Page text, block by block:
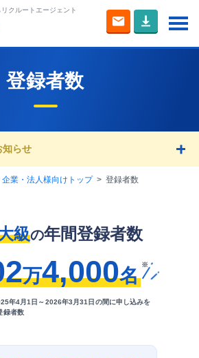
クルートエージェント
登録者数
知らせ
企業・法人様向けトップ 登録者数
級の年間登録者数
万4,000名
年4月1日～2026年3月31日 の間に申し込みを
録者数